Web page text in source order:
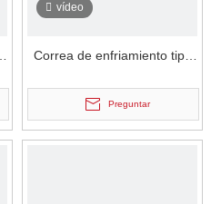
vídeo
Correa de enfriamiento tipo
acero de alta velocidad
Preguntar